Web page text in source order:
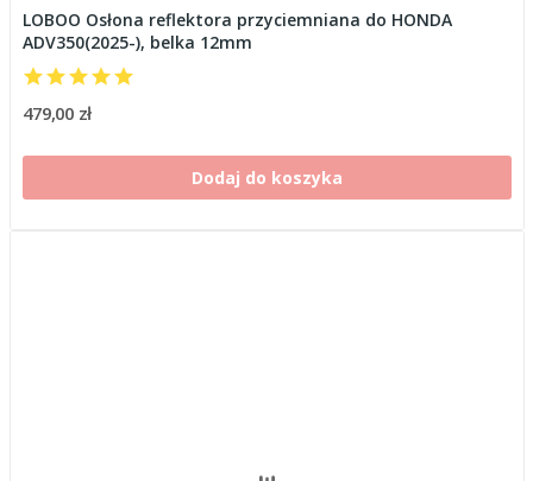
LOBOO Osłona reflektora przyciemniana do HONDA
ADV350(2025-), belka 12mm
479,00 zł
Dodaj do koszyka